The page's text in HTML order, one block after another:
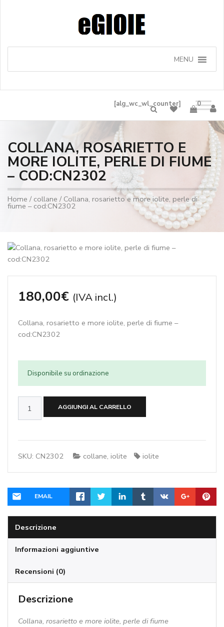
MENU
[alg_wc_wl_counter] 0
COLLANA, ROSARIETTO E
MORE IOLITE, PERLE DI FIUME
– COD:CN2302
Home / collane / Collana, rosarietto e more iolite, perle di
fiume – cod:CN2302
180,00€ (IVA incl.)
Collana, rosarietto e more iolite, perle di fiume –
cod:CN2302
Disponibile su ordinazione
rosarietto
perle
di
-
cod:CN2302
quantità
AGGIUNGI AL CARRELLO
SKU: CN2302 collane, iolite iolite
EMAIL
Descrizione
Informazioni aggiuntive
Recensioni (0)
Descrizione
Collana, rosarietto e more iolite, perle di fiume